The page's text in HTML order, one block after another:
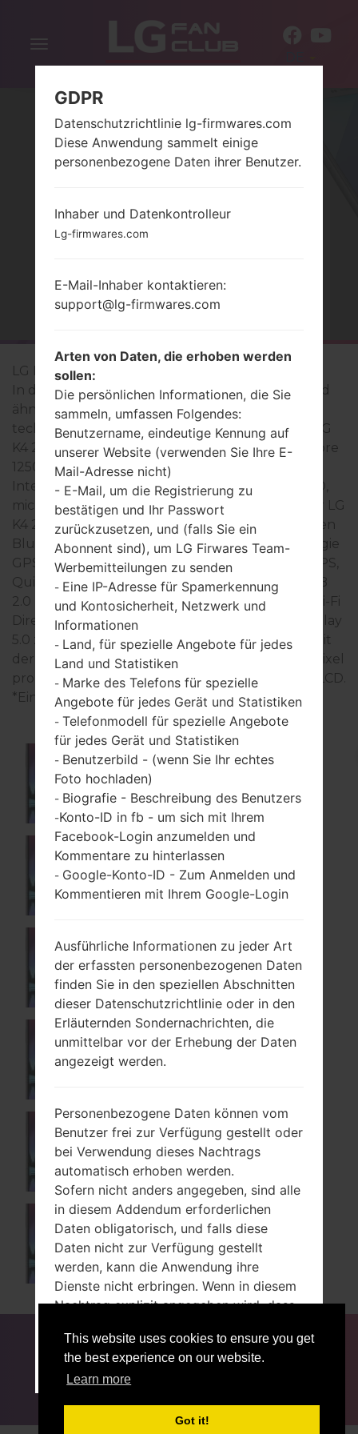
This website uses cookies to ensure you get
the best experience on our website.
Learn more
Got it!
Navigation
aktivieren
SERIELG K4 2017
Startseite →Serie →LG K4 2017
LG K4 2017
In der Regel, die Geräte der LG K4 2017- Serie sind
ähnlich im Aussehen und haben gemeinsame
technische Eigenschaften. Die Modellreihe der LG
K4 2017- Serie arbeitet auf der Basis des Quad-Core
1250 MHz ARM Cortex-A53 mit 1GB RAM hat.
Interner Speicher 8GB und unterstützt microSD,
microSDHC, microSDXC zu 32 GB. Die Geräte der LG
K4 2017- Seie haben 3.5mm jack und unterstützen
Bluetooth Version 4.2, auch gibt es die Technologie
GPS A-GPS, GLONASS, Geotagging, BeiDou, S-GPS,
QuickGPS. USB-Anschluss unterstützt microUSB
2.0 , USB charging, und auch Wi-Fi802.11b/g/n, Wi-Fi
Direct, Wi-Fi hotspot. In dieser Serie wird das Display
5.0 zoll (~64% Bildschirm zu Körper Verhältnis) mit
der Auflösung 480 x 854 pixel (~196 Dichte der Pixel
pro Zoll) verwendet, der Bildschirmtyp IPS TFT LCD.
*Einige Daten können variieren.
X230AR
X230DS
X230DSF
X230H
X230YK
X230Z
GDPR
Datenschutzrichtlinie lg-firmwares.com
Diese Anwendung sammelt einige
personenbezogene Daten ihrer Benutzer.
Inhaber und Datenkontrolleur
Lg-firmwares.com
E-Mail-Inhaber kontaktieren:
support@lg-firmwares.com
Arten von Daten, die erhoben werden
sollen:
Die persönlichen Informationen, die Sie
sammeln, umfassen Folgendes:
Benutzername, eindeutige Kennung auf
unserer Website (verwenden Sie Ihre E-
Mail-Adresse nicht)
- E-Mail, um die Registrierung zu
bestätigen und Ihr Passwort
zurückzusetzen, und (falls Sie ein
Abonnent sind), um LG Firwares Team-
Werbemitteilungen zu senden
- Eine IP-Adresse für Spamerkennung
und Kontosicherheit, Netzwerk und
Informationen
- Land, für spezielle Angebote für jedes
Land und Statistiken
- Marke des Telefons für spezielle
Angebote für jedes Gerät und Statistiken
- Telefonmodell für spezielle Angebote
für jedes Gerät und Statistiken
- Benutzerbild - (wenn Sie Ihr echtes
Foto hochladen)
- Biografie - Beschreibung des Benutzers
-Konto-ID in fb - um sich mit Ihrem
Facebook-Login anzumelden und
Kommentare zu hinterlassen
- Google-Konto-ID - Zum Anmelden und
Kommentieren mit Ihrem Google-Login
Ausführliche Informationen zu jeder Art
der erfassten personenbezogenen Daten
finden Sie in den speziellen Abschnitten
dieser Datenschutzrichtlinie oder in den
Erläuternden Sondernachrichten, die
unmittelbar vor der Erhebung der Daten
angezeigt werden.
Personenbezogene Daten können vom
Benutzer frei zur Verfügung gestellt oder
bei Verwendung dieses Nachtrags
automatisch erhoben werden.
Sofern nicht anders angegeben, sind alle
in diesem Addendum erforderlichen
Daten obligatorisch, und falls diese
Daten nicht zur Verfügung gestellt
werden, kann die Anwendung ihre
Dienste nicht erbringen. Wenn in diesem
Nachtrag explizit angegeben wird, dass
Benutzer diese Daten nicht ohne
Auswirkungen auf die Verfügbarkeit oder
das Funktionieren des Dienstes
kommunizieren.
Benutzer, die nicht sicher sind, welche
AKZEPTIEREN HIER VERLASSEN